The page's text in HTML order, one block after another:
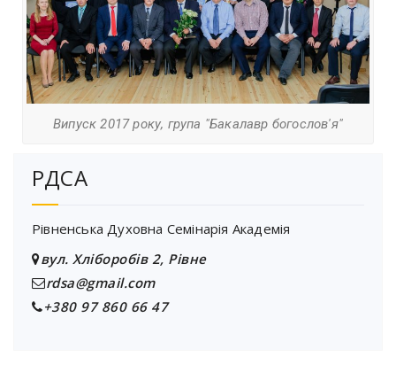
Випуск 2017 року, група "Бакалавр богослов'я"
РДСА
Рівненська Духовна Семінарія Академія
вул. Хліборобів 2, Рівне
rdsa@gmail.com
+380 97 860 66 47